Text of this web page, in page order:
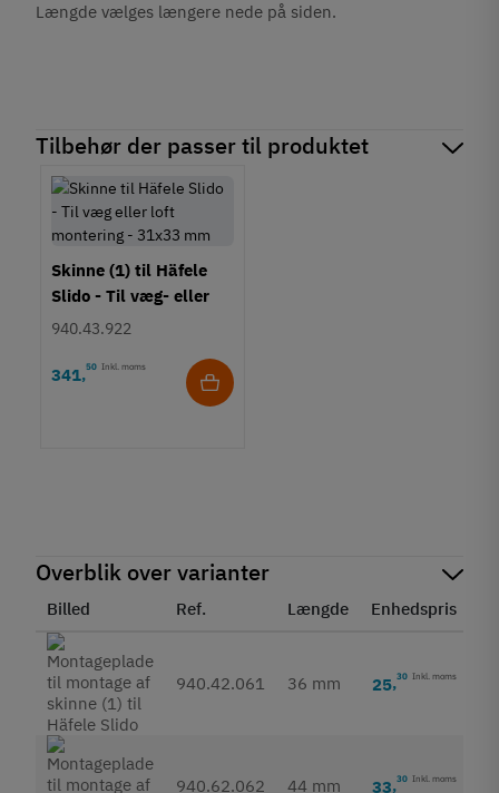
Længde vælges længere nede på siden.
Tilbehør der passer til produktet
Skinne (1) til Häfele
Slido - Til væg- eller
loftmontage - 31x33
940.43.922
341,50 Inkl. moms
Overblik over varianter
Billed Ref. Længde Enhedspris
940.42.061 36 mm 25,30 Inkl. moms
940.62.062 44 mm 33,30 Inkl. moms